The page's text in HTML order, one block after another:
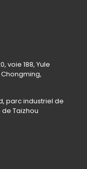
voie 188, Yule
parc industriel de
Taizhou